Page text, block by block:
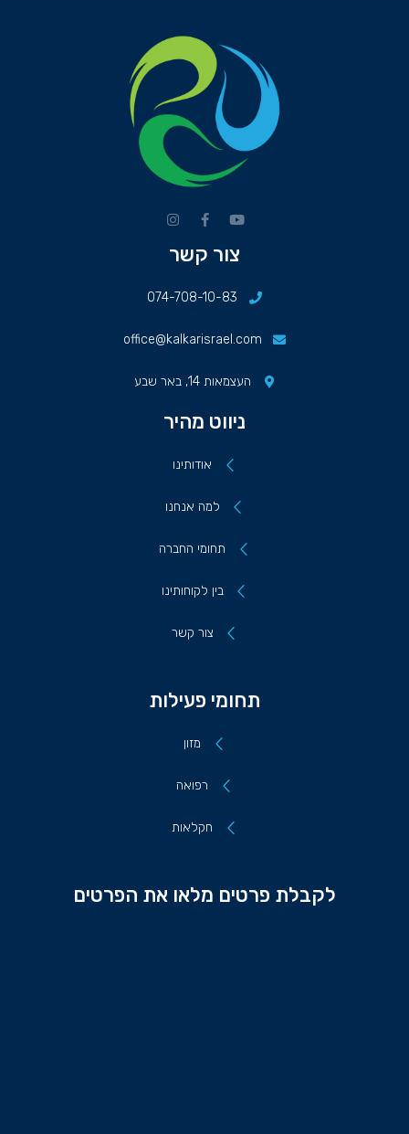
צור קשר
074-708-10-83
office@kalkarisrael.com
העצמאות 14, באר שבע
ניווט מהיר
אודותינו
למה אנחנו
תחומי החברה
בין לקוחותינו
צור קשר
תחומי פעילות
מזון
רפואה
חקלאות
לקבלת פרטים מלאו את הפרטים